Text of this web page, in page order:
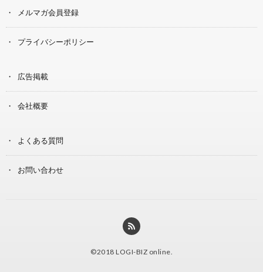
メルマガ会員登録
プライバシーポリシー
広告掲載
会社概要
よくある質問
お問い合わせ
©2018 LOGI-BIZ online